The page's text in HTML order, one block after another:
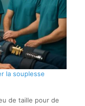
la souplesse
de taille pour de